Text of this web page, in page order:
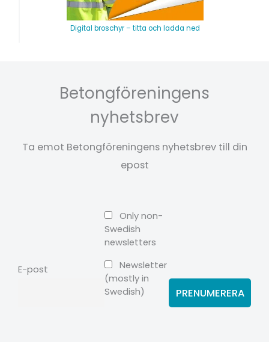
Digital broschyr – titta och ladda ned
Betongföreningens
nyhetsbrev
Ta emot Betongföreningens nyhetsbrev till din
epost
E-post
Only non-
Swedish
newsletters
Newsletter
(mostly in
Swedish)